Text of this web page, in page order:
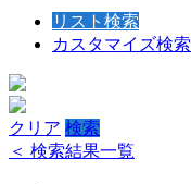
リスト検索
カスタマイズ検索
クリア 検索
＜ 検索結果一覧